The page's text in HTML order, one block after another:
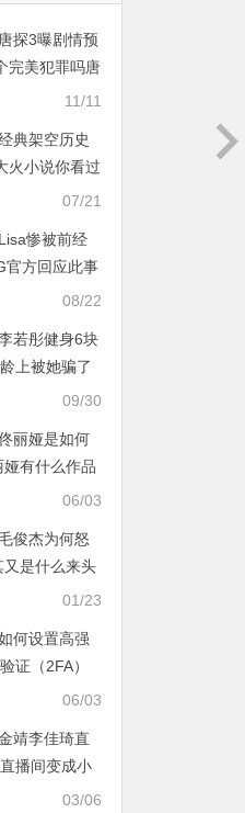
探3曝剧情预
完美犯罪吗唐
11/11
典架空历史
火小说你看过
07/21
惨被前经
官方回应此事
08/22
若彤健身6块
上被她骗了
09/30
丽娅是如何
有什么作品
06/03
俊杰为何怒
是什么来头
01/23
何设置高强
证（2FA）
06/03
靖李佳琦直
播间变成小
03/06